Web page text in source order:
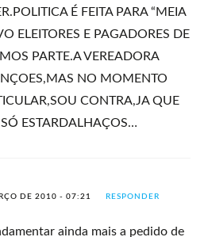
É FEITA PARA “MEIA
ELEITORES E PAGADORES DE
PARTE.A VEREADORA
NO MOMENTO
CONTRA,JA QUE
ESTARDALHAÇOS…
DE 2010 - 07:21 RESPONDER
ainda mais a pedido de